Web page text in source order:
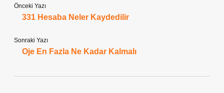
Önceki Yazı
331 Hesaba Neler Kaydedilir
Sonraki Yazı
Oje En Fazla Ne Kadar Kalmalı